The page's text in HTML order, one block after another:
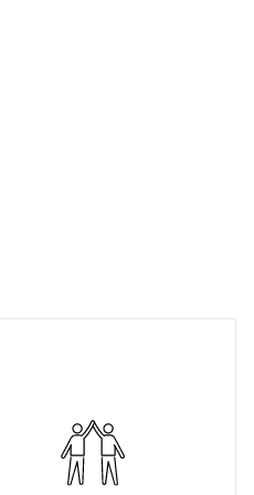
Wir glauben fest daran, dass die
besten Ideen oft von denen